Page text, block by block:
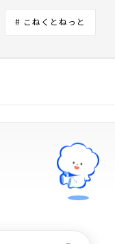
# こねくとねっと